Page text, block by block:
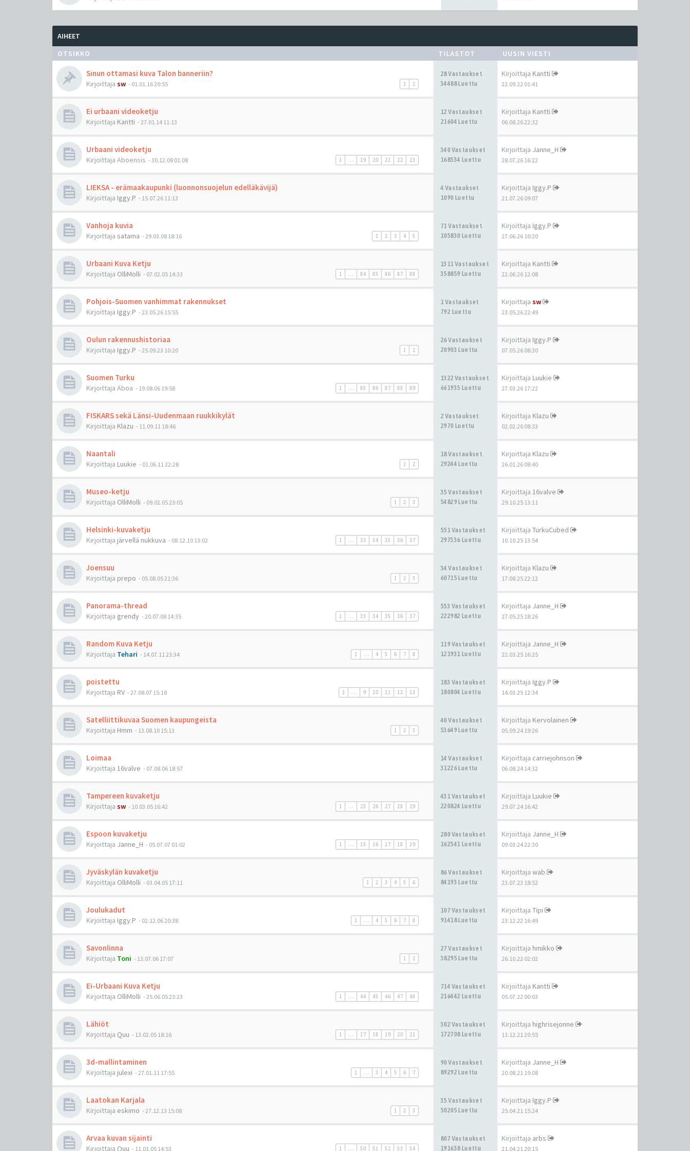
AIHEET
OTSIKKO
TILASTOT UUSIN VIESTI
Sinun ottamasi kuva Talon banneriin?
1 2
Kirjoittaja sw - 01.01.16 20:55
28 Vastaukset
34488 Luettu
Kirjoittaja Kantti
22.09.22 01:41
Ei urbaani videoketju
Kirjoittaja Kantti - 27.01.14 11:13
12 Vastaukset
21604 Luettu
Kirjoittaja Kantti
06.08.26 22:32
Urbaani videoketju
1 … 19 20 21 22 23
Kirjoittaja Aboensis - 30.12.08 01:08
340 Vastaukset
168534 Luettu
Kirjoittaja Janne_H
28.07.26 16:22
LIEKSA - erämaakaupunki (luonnonsuojelun edelläkävijä)
Kirjoittaja Iggy.P - 15.07.26 11:13
4 Vastaukset
1090 Luettu
Kirjoittaja Iggy.P
21.07.26 09:07
Vanhoja kuvia
1 2 3 4 5
Kirjoittaja satama - 29.03.08 18:16
71 Vastaukset
105830 Luettu
Kirjoittaja Iggy.P
27.06.26 10:20
Urbaani Kuva Ketju
1 … 84 85 86 87 88
Kirjoittaja OlliMolli - 07.02.05 14:33
1311 Vastaukset
358859 Luettu
Kirjoittaja Kantti
22.06.26 12:08
Pohjois-Suomen vanhimmat rakennukset
Kirjoittaja Iggy.P - 23.05.26 15:55
1 Vastaukset
792 Luettu
Kirjoittaja sw
23.05.26 22:49
Oulun rakennushistoriaa
1 2
Kirjoittaja Iggy.P - 25.09.23 10:20
26 Vastaukset
20903 Luettu
Kirjoittaja Iggy.P
07.05.26 08:30
Suomen Turku
1 … 85 86 87 88 89
Kirjoittaja Aboa - 19.08.06 19:58
1322 Vastaukset
661935 Luettu
Kirjoittaja Luukie
27.03.26 17:22
FISKARS sekä Länsi-Uudenmaan ruukkikylät
Kirjoittaja Klazu - 11.09.11 18:46
2 Vastaukset
2970 Luettu
Kirjoittaja Klazu
02.02.26 08:33
Naantali
1 2
Kirjoittaja Luukie - 01.06.11 22:28
18 Vastaukset
29244 Luettu
Kirjoittaja Klazu
26.01.26 08:40
Museo-ketju
1 2 3
Kirjoittaja OlliMolli - 09.02.05 23:05
35 Vastaukset
54829 Luettu
Kirjoittaja 16valve
29.10.25 13:11
Helsinki-kuvaketju
1 … 33 34 35 36 37
Kirjoittaja järvellä nukkuva - 08.12.10 13:02
551 Vastaukset
297336 Luettu
Kirjoittaja TurkuCubed
10.10.25 13:54
Joensuu
1 2 3
Kirjoittaja prepo - 05.08.05 21:36
34 Vastaukset
60715 Luettu
Kirjoittaja Klazu
17.08.25 22:12
Panorama-thread
1 … 33 34 35 36 37
Kirjoittaja grendy - 20.07.08 14:35
553 Vastaukset
222982 Luettu
Kirjoittaja Janne_H
27.05.25 18:26
Random Kuva Ketju
1 … 4 5 6 7 8
Kirjoittaja Tehari - 14.07.11 23:34
119 Vastaukset
121931 Luettu
Kirjoittaja Janne_H
22.03.25 16:25
poistettu
1 … 9 10 11 12 13
Kirjoittaja RV - 27.08.07 15:18
183 Vastaukset
180804 Luettu
Kirjoittaja Iggy.P
14.03.25 12:34
Satelliittikuvaa Suomen kaupungeista
1 2 3
Kirjoittaja Hmm - 13.08.10 15:13
40 Vastaukset
53649 Luettu
Kirjoittaja Kervolainen
05.09.24 19:26
Loimaa
Kirjoittaja 16valve - 07.08.06 18:57
14 Vastaukset
31226 Luettu
Kirjoittaja carriejohnson
06.08.24 14:32
Tampereen kuvaketju
1 … 25 26 27 28 29
Kirjoittaja sw - 10.03.05 16:42
431 Vastaukset
220824 Luettu
Kirjoittaja Luukie
29.07.24 16:42
Espoon kuvaketju
1 … 15 16 17 18 19
Kirjoittaja Janne_H - 05.07.07 01:02
280 Vastaukset
162541 Luettu
Kirjoittaja Janne_H
09.03.24 22:30
Jyväskylän kuvaketju
1 2 3 4 5 6
Kirjoittaja OlliMolli - 03.04.05 17:11
86 Vastaukset
84193 Luettu
Kirjoittaja wab
23.07.23 18:52
Joulukadut
1 … 4 5 6 7 8
Kirjoittaja Iggy.P - 02.12.06 20:38
107 Vastaukset
91418 Luettu
Kirjoittaja Tipi
23.12.22 16:49
Savonlinna
1 2
Kirjoittaja Toni - 13.07.06 17:07
27 Vastaukset
38295 Luettu
Kirjoittaja hmikko
26.10.22 02:02
Ei-Urbaani Kuva Ketju
1 … 44 45 46 47 48
Kirjoittaja OlliMolli - 25.06.05 23:23
714 Vastaukset
216442 Luettu
Kirjoittaja Kantti
05.07.22 00:03
Lähiöt
1 … 17 18 19 20 21
Kirjoittaja Quu - 13.02.05 18:16
302 Vastaukset
172708 Luettu
Kirjoittaja highrisejonne
13.12.21 20:55
3d-mallintaminen
1 … 3 4 5 6 7
Kirjoittaja julexi - 27.01.11 17:55
90 Vastaukset
89292 Luettu
Kirjoittaja Janne_H
20.08.21 19:08
Laatokan Karjala
1 2 3
Kirjoittaja eskimo - 27.12.13 15:08
35 Vastaukset
50205 Luettu
Kirjoittaja Iggy.P
25.04.21 15:24
Arvaa kuvan sijainti
1 … 50 51 52 53 54
Kirjoittaja Quu - 11.03.05 14:53
807 Vastaukset
191638 Luettu
Kirjoittaja arbs
21.04.21 20:15